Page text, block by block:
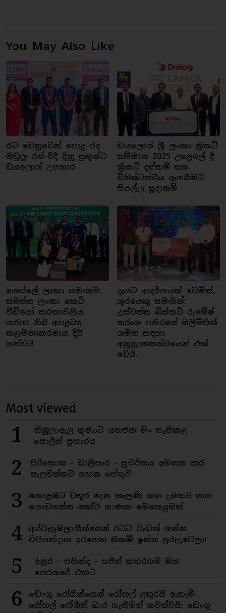
You May Also Like
රට වෙනුවෙන් පොදු රද
මඩුලු රන්-රිදී දිනූ පුතුන්ට
ඩයලොග් උපහාර
ඩයලොග් ශ්‍රී ලංකා ක්‍රිකට්
සම්මාන 2025 උළෙලේ දී
ක්‍රිකට් දස්කම් සහ
විශිෂ්ටත්වය ඇගයීමට
සියල්ල සූදානම්
නෙස්ලේ ලංකා සමාගම,
සමස්ත ලංකා කෙටි
වීඩියෝ තරඟාවලිය
හරහා නිසි අපද්‍රව්‍ය
කළමනාකරණය දිරි
ගන්වයි
දැයට ආදර්ශයක් වෙමින්,
ශූරයෙකු සමඟින්:
උස්වත්ත බිස්කට් රුමේෂ්
තරංග පතිරගේ ඔලිම්පික්
ගමන සඳහා
අනුග්‍රාහකත්වයෙන් එක්
වෙයි.
Most viewed
1
කිඹුලාඇළ ගුණාට යනඑන මං නැතිකළ
පොලිස් ප්‍රහාරය
2
සිරිකොත - ඩාලිපාර - සුචරිතය අමතක කර
පැලවත්තට ගහන හේතුව
3
කොළඹට වතුර දෙන කැලණි ගඟ දුෂිතයි ගඟ
ගොඩගන්න කෝටි ගාණක මෙහෙයුමක්
4
අස්වැසුමලාභීන්ගෙන් රටට වැඩක් ගන්න
විසිපන්දාහ අරගෙන නිකම් ඉන්න පුරුදුවෙලා!
5
අනුර - පහින්ද - සජිත් කතරගම මහ
පෙරහරේ එකට
6
ඩෙංගු රෝගීන්ගෙන් රෝහල් උතුරයි ඇතැම්
රෝහල් රෝගීන් බාර ගැනීමත් නවත්වයි: ඩෙංගු